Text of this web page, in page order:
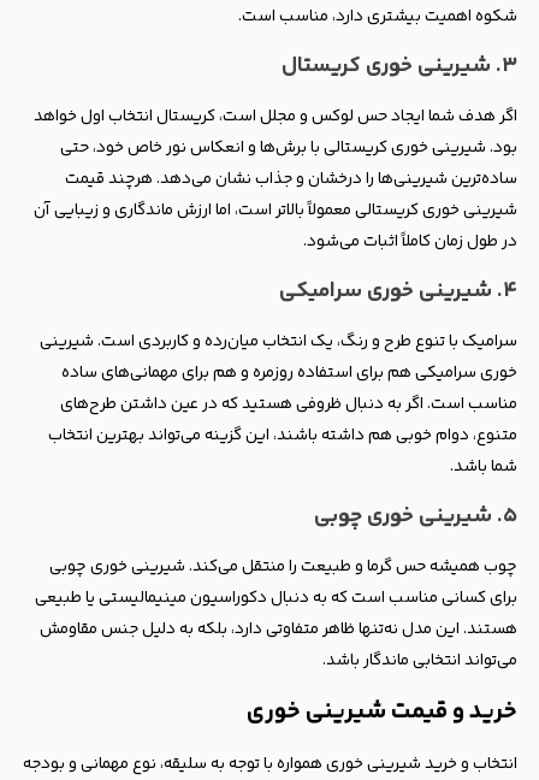
شکوه اهمیت بیشتری دارد، مناسب است.
۳. شیرینی خوری کریستال
اگر هدف شما ایجاد حس لوکس و مجلل است، کریستال انتخاب اول خواهد
بود. شیرینی خوری کریستالی با برش‌ها و انعکاس نور خاص خود، حتی
ساده‌ترین شیرینی‌ها را درخشان و جذاب نشان می‌دهد. هرچند قیمت
شیرینی خوری کریستالی معمولاً بالاتر است، اما ارزش ماندگاری و زیبایی آن
در طول زمان کاملاً اثبات می‌شود.
۴. شیرینی خوری سرامیکی
سرامیک با تنوع طرح و رنگ، یک انتخاب میان‌رده و کاربردی است. شیرینی
خوری سرامیکی هم برای استفاده روزمره و هم برای مهمانی‌های ساده
مناسب است. اگر به دنبال ظروفی هستید که در عین داشتن طرح‌های
متنوع، دوام خوبی هم داشته باشند، این گزینه می‌تواند بهترین انتخاب
شما باشد.
۵. شیرینی خوری چوبی
چوب همیشه حس گرما و طبیعت را منتقل می‌کند. شیرینی خوری چوبی
برای کسانی مناسب است که به دنبال دکوراسیون مینیمالیستی یا طبیعی
هستند. این مدل نه‌تنها ظاهر متفاوتی دارد، بلکه به دلیل جنس مقاومش
می‌تواند انتخابی ماندگار باشد.
خرید و قیمت شیرینی خوری
انتخاب و خرید شیرینی خوری همواره با توجه به سلیقه، نوع مهمانی و بودجه